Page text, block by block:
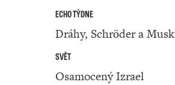
ECHO TÝDNE
Dráhy, Schröder a Musk
SVĚT
Osamocený Izrael